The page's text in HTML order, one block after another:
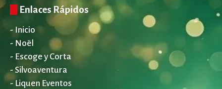
Enlaces Rápidos
- Inicio
- Noël
- Escoge y Corta
- Silvoaventura
- Liquen Eventos